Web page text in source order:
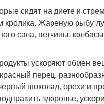
сидят на диете и
кролика. Жареную рыбу
сала, ветчины,
ускоряют обмен
перец,
шоколад, орехи и
здоровье,